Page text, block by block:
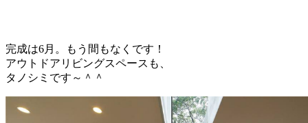
完成は6月。もう間もなくです！
アウトドアリビングスペースも、
タノシミです～＾＾